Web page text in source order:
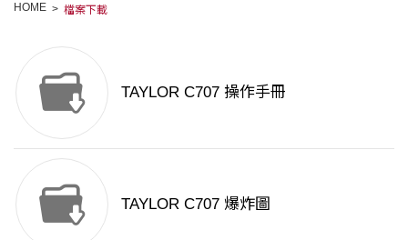
HOME 檔案下載
TAYLOR C707 操作手冊
TAYLOR C707 爆炸圖